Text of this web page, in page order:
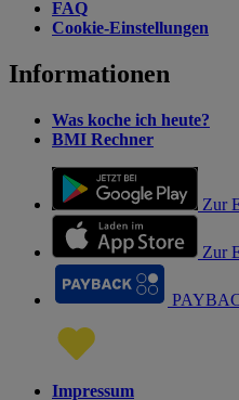
FAQ
Cookie-Einstellungen
Informationen
Was koche ich heute?
BMI Rechner
Zur
Zur
Impressum